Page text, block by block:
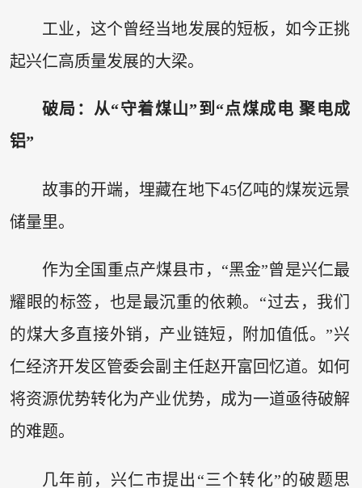
工业，这个曾经当地发展的短板，如今正挑
起兴仁高质量发展的大梁。
破局：从“守着煤山”到“点煤成电 聚电成
铝”
故事的开端，埋藏在地下45亿吨的煤炭远景
储量里。
作为全国重点产煤县市，“黑金”曾是兴仁最
耀眼的标签，也是最沉重的依赖。“过去，我们
的煤大多直接外销，产业链短，附加值低。”兴
仁经济开发区管委会副主任赵开富回忆道。如何
将资源优势转化为产业优势，成为一道亟待破解
的难题。
几年前，兴仁市提出“三个转化”的破题思